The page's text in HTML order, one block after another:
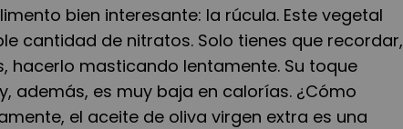
bien interesante: la rúcula. Este vegetal
cantidad de nitratos. Solo tienes que recordar,
hacerlo masticando lentamente. Su toque
además, es muy baja en calorías. ¿Cómo
el aceite de oliva virgen extra es una